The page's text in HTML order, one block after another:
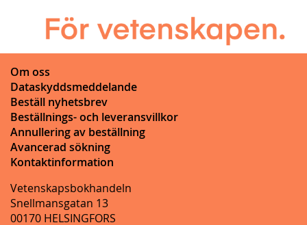
Om oss
Dataskyddsmeddelande
Beställ nyhetsbrev
Beställnings- och leveransvillkor
Annullering av beställning
Avancerad sökning
Kontaktinformation
Vetenskapsbokhandeln
Snellmansgatan 13
00170 HELSINGFORS